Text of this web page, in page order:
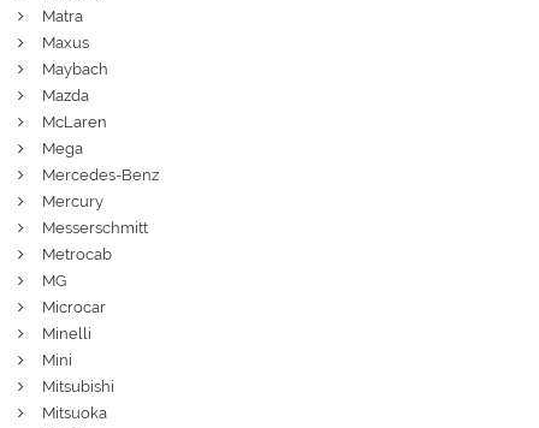
Matra
Maxus
Maybach
Mazda
McLaren
Mega
Mercedes-Benz
Mercury
Messerschmitt
Metrocab
MG
Microcar
Minelli
Mini
Mitsubishi
Mitsuoka